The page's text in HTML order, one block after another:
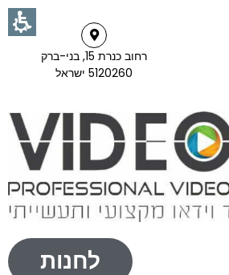
רחוב כנרת 15, בני-ברק
5120260 ישראל
לחנות